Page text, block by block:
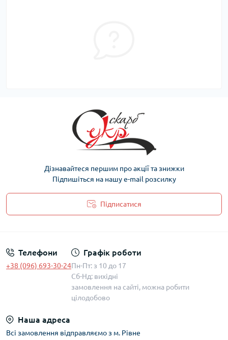
Дізнавайтеся першим про акції та знижки
Підпишіться на нашу e-mail розсилку
Підписатися
Телефони
+38 (096) 693-30-24
Графік роботи
Пн-Пт: з 10 до 17
Сб-Нд: вихідні
замовлення на сайті, можна робити
цілодобово
Наша адреса
Всі замовлення відправляємо з м. Рівне